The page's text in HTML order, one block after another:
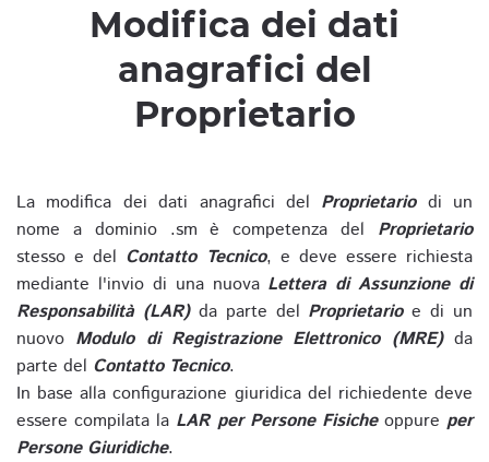
Modifica dei dati
anagrafici del
Proprietario
La modifica dei dati anagrafici del Proprietariodi un
nome a dominio .sm è competenza del Proprietario
stesso e del Contatto Tecnico, e deve essere richiesta
mediante l'invio di una nuova Lettera di Assunzione di
Responsabilità (LAR)da parte del Proprietarioe di un
nuovo Modulo di Registrazione Elettronico (MRE)da
parte del Contatto Tecnico.
In base alla configurazione giuridica del richiedente deve
essere compilata la LAR per Persone Fisicheoppure per
Persone Giuridiche.